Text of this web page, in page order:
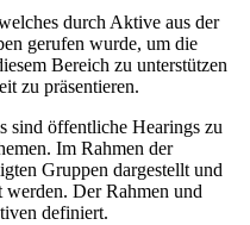
durch Aktive aus der
gerufen wurde, um die
Bereich zu unterstützen
zu präsentieren.
sind öffentliche Hearings zu
Im Rahmen der
Gruppen dargestellt und
Der Rahmen und
definiert.